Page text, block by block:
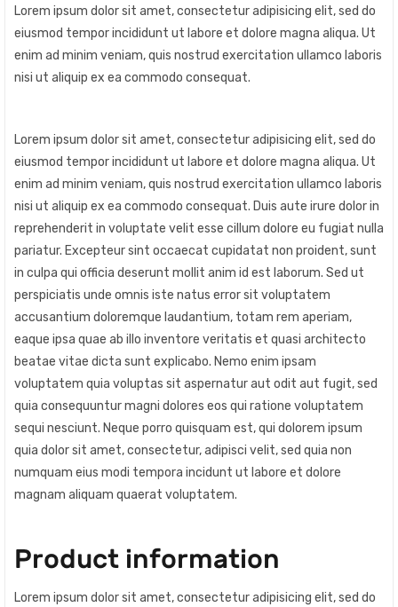
Lorem ipsum dolor sit amet, consectetur adipisicing elit, sed do
eiusmod tempor incididunt ut labore et dolore magna aliqua. Ut
enim ad minim veniam, quis nostrud exercitation ullamco laboris
nisi ut aliquip ex ea commodo consequat.
Lorem ipsum dolor sit amet, consectetur adipisicing elit, sed do
eiusmod tempor incididunt ut labore et dolore magna aliqua. Ut
enim ad minim veniam, quis nostrud exercitation ullamco laboris
nisi ut aliquip ex ea commodo consequat. Duis aute irure dolor in
reprehenderit in voluptate velit esse cillum dolore eu fugiat nulla
pariatur. Excepteur sint occaecat cupidatat non proident, sunt
in culpa qui officia deserunt mollit anim id est laborum. Sed ut
perspiciatis unde omnis iste natus error sit voluptatem
accusantium doloremque laudantium, totam rem aperiam,
eaque ipsa quae ab illo inventore veritatis et quasi architecto
beatae vitae dicta sunt explicabo. Nemo enim ipsam
voluptatem quia voluptas sit aspernatur aut odit aut fugit, sed
quia consequuntur magni dolores eos qui ratione voluptatem
sequi nesciunt. Neque porro quisquam est, qui dolorem ipsum
quia dolor sit amet, consectetur, adipisci velit, sed quia non
numquam eius modi tempora incidunt ut labore et dolore
magnam aliquam quaerat voluptatem.
Product information
Lorem ipsum dolor sit amet, consectetur adipisicing elit, sed do